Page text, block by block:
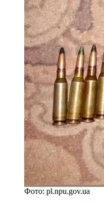
Фото: pl.npu.gov.ua